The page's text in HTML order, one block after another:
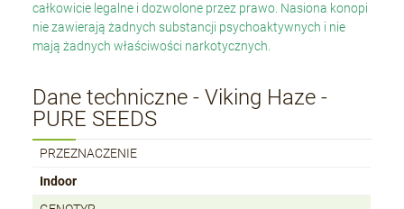
całkowicie legalne i dozwolone przez prawo. Nasiona konopi
nie zawierają żadnych substancji psychoaktywnych i nie
mają żadnych właściwości narkotycznych.
Dane techniczne - Viking Haze -
PURE SEEDS
PRZEZNACZENIE
Indoor